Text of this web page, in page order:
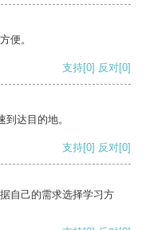
便。
支持[0] 反对[0]
达目的地。
支持[0] 反对[0]
自己的需求选择学习方